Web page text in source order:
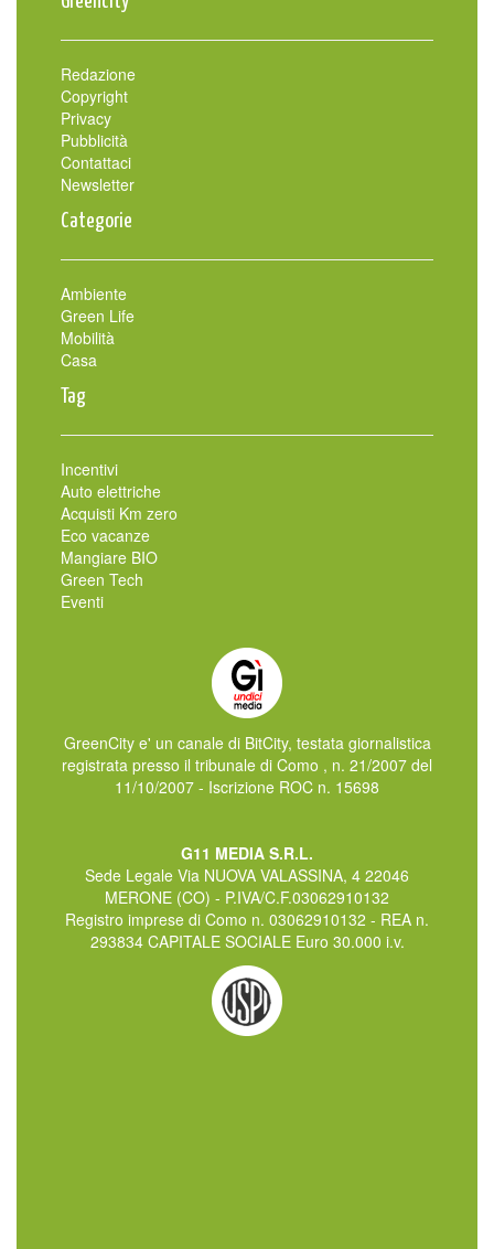
Redazione
Copyright
Privacy
Pubblicità
Contattaci
Newsletter
Categorie
Ambiente
Green Life
Mobilità
Casa
Tag
Incentivi
Auto elettriche
Acquisti Km zero
Eco vacanze
Mangiare BIO
Green Tech
Eventi
GreenCity e' un canale di BitCity, testata giornalistica
registrata presso il tribunale di Como , n. 21/2007 del
11/10/2007 - Iscrizione ROC n. 15698
G11 MEDIA S.R.L.
Sede Legale Via NUOVA VALASSINA, 4 22046
MERONE (CO) - P.IVA/C.F.03062910132
Registro imprese di Como n. 03062910132 - REA n.
293834 CAPITALE SOCIALE Euro 30.000 i.v.